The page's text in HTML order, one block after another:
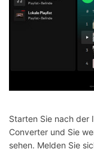
Starten Sie nach der
Converter und Sie
sehen. Melden Sie